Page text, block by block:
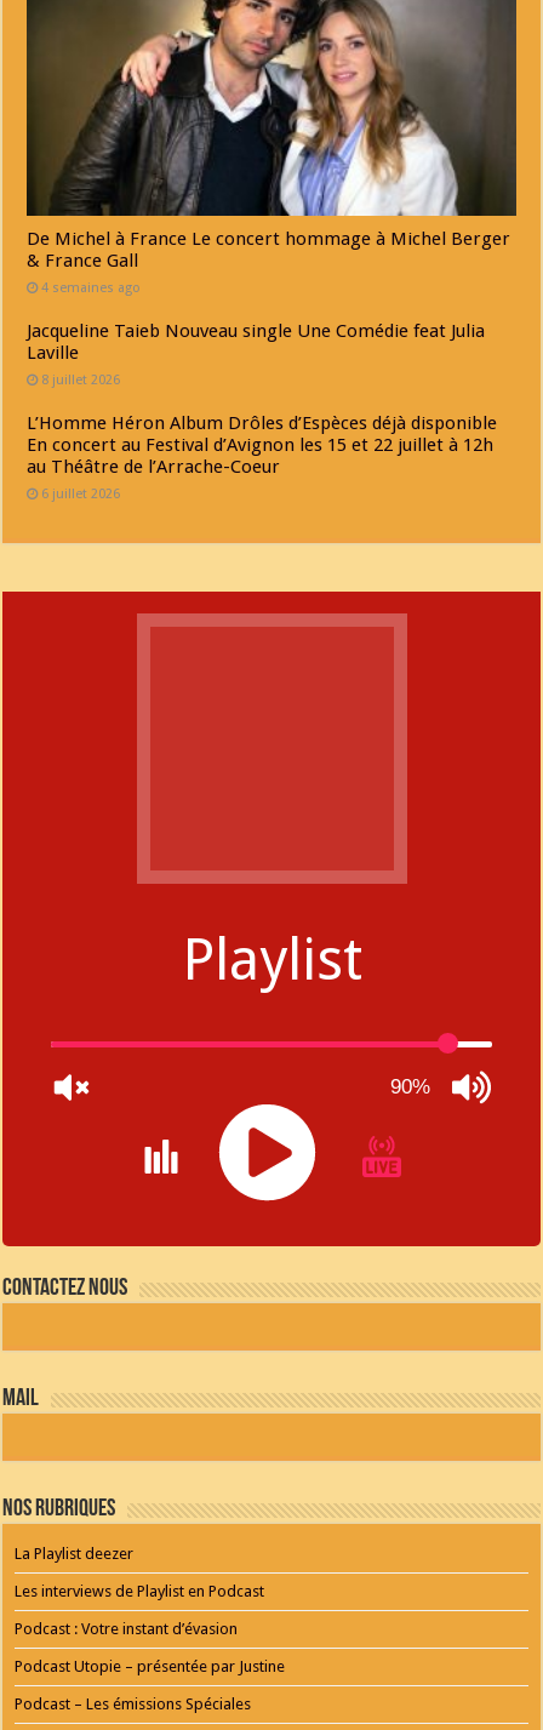
De Michel à France Le concert hommage à Michel Berger
& France Gall
4 semaines ago
Jacqueline Taieb Nouveau single Une Comédie feat Julia
Laville
8 juillet 2026
L’Homme Héron Album Drôles d’Espèces déjà disponible
En concert au Festival d’Avignon les 15 et 22 juillet à 12h
au Théâtre de l’Arrache-Coeur
6 juillet 2026
Playlist
90%
PLAYER
and
by
WordPress
SERVICE
ONLINE
AGENTUR
MAINZ
Playlist
Contactez nous
mail
Nos Rubriques
La Playlist deezer
Les interviews de Playlist en Podcast
Podcast : Votre instant d’évasion
Podcast Utopie – présentée par Justine
Podcast – Les émissions Spéciales